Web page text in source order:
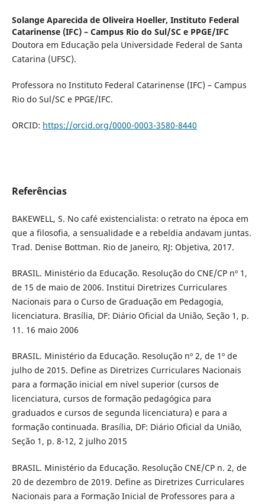
Solange Aparecida de Oliveira Hoeller, Instituto Federal
Catarinense (IFC) – Campus Rio do Sul/SC e PPGE/IFC
Doutora em Educação pela Universidade Federal de Santa
Catarina (UFSC).
Professora no Instituto Federal Catarinense (IFC) – Campus
Rio do Sul/SC e PPGE/IFC.
ORCID: https://orcid.org/0000-0003-3580-8440
Referências
BAKEWELL, S. No café existencialista: o retrato na época em
que a filosofia, a sensualidade e a rebeldia andavam juntas.
Trad. Denise Bottman. Rio de Janeiro, RJ: Objetiva, 2017.
BRASIL. Ministério da Educação. Resolução do CNE/CP nº 1,
de 15 de maio de 2006. Institui Diretrizes Curriculares
Nacionais para o Curso de Graduação em Pedagogia,
licenciatura. Brasília, DF: Diário Oficial da União, Seção 1, p.
11. 16 maio 2006
BRASIL. Ministério da Educação. Resolução nº 2, de 1º de
julho de 2015. Define as Diretrizes Curriculares Nacionais
para a formação inicial em nível superior (cursos de
licenciatura, cursos de formação pedagógica para
graduados e cursos de segunda licenciatura) e para a
formação continuada. Brasília, DF: Diário Oficial da União,
Seção 1, p. 8-12, 2 julho 2015
BRASIL. Ministério da Educação. Resolução CNE/CP n. 2, de
20 de dezembro de 2019. Define as Diretrizes Curriculares
Nacionais para a Formação Inicial de Professores para a